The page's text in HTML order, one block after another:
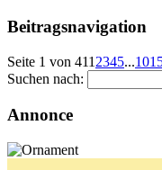
Beitragsnavigation
Seite 1 von 411 2345...10
Suchen nach:
Annonce